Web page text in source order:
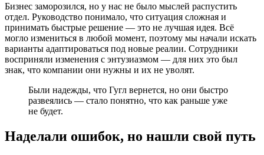
Бизнес заморозился, но у нас не было мыслей распустить
отдел. Руководство понимало, что ситуация сложная и
принимать быстрые решение — это не лучшая идея. Всё
могло измениться в любой момент, поэтому мы начали искать
варианты адаптироваться под новые реалии. Сотрудники
восприняли изменения с энтузиазмом — для них это был
знак, что компании они нужны и их не уволят.
Были надежды, что Гугл вернется, но они быстро
развеялись — стало понятно, что как раньше уже
не будет.
Наделали ошибок, но нашли свой путь